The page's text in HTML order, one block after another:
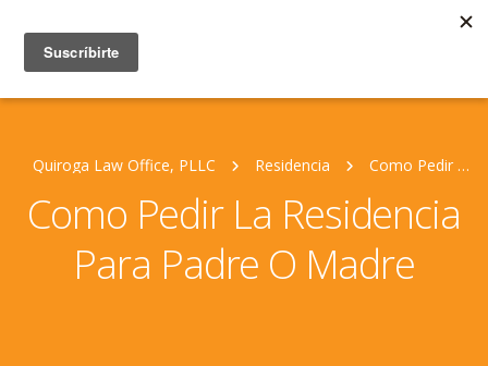
Quiroga Law Office, PLLC Residencia Como Pedir La Residencia Para Padre O Madre
Como Pedir La Residencia
Para Padre O Madre